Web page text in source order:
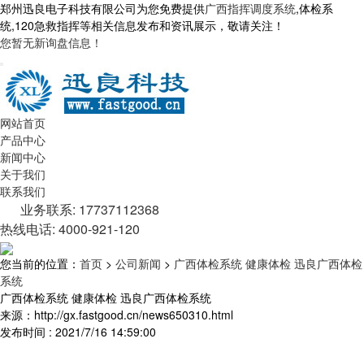
郑州迅良电子科技有限公司为您免费提供广西指挥调度系统,体检系
统,120急救指挥等相关信息发布和资讯展示，敬请关注！
您暂无新询盘信息！
网站首页
产品中心
新闻中心
关于我们
联系我们
业务联系: 17737112368
热线电话: 4000-921-120
您当前的位置： 首页 > 公司新闻 > 广西体检系统 健康体检 迅良广西体检
系统
广西体检系统 健康体检 迅良广西体检系统
来源：http://gx.fastgood.cn/news650310.html
发布时间 : 2021/7/16 14:59:00